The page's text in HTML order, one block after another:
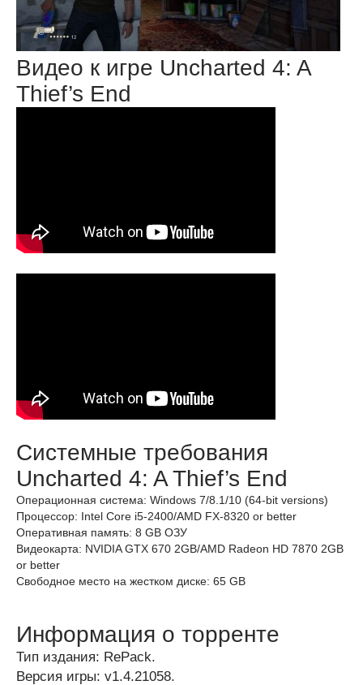
Видео к игре Uncharted 4: A
Thief’s End
Системные требования
Uncharted 4: A Thief’s End
Операционная система: Windows 7/8.1/10 (64-bit versions)
Процессор: Intel Core i5-2400/AMD FX-8320 or better
Оперативная память: 8 GB ОЗУ
Видеокарта: NVIDIA GTX 670 2GB/AMD Radeon HD 7870 2GB
or better
Свободное место на жестком диске: 65 GB
Информация о торренте
Тип издания: RePack.
Версия игры: v1.4.21058.